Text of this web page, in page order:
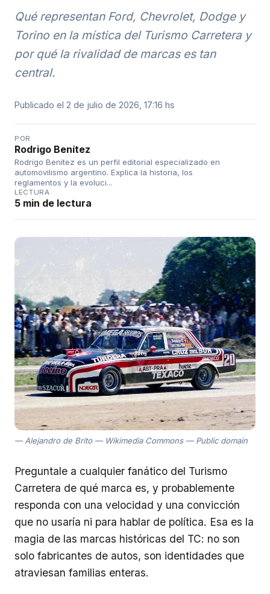
Qué representan Ford, Chevrolet, Dodge y
Torino en la mística del Turismo Carretera y
por qué la rivalidad de marcas es tan
central.
Publicado el 2 de julio de 2026, 17:16 hs
POR
Rodrigo Benítez
Rodrigo Benítez es un perfil editorial especializado en
automovilismo argentino. Explica la historia, los
reglamentos y la evoluci...
LECTURA
5 min de lectura
Alejandro de Brito — Wikimedia Commons — Public domain
Preguntale a cualquier fanático del Turismo
Carretera de qué marca es, y probablemente
responda con una velocidad y una convicción
que no usaría ni para hablar de política. Esa es la
magia de las marcas históricas del TC: no son
solo fabricantes de autos, son identidades que
atraviesan familias enteras.